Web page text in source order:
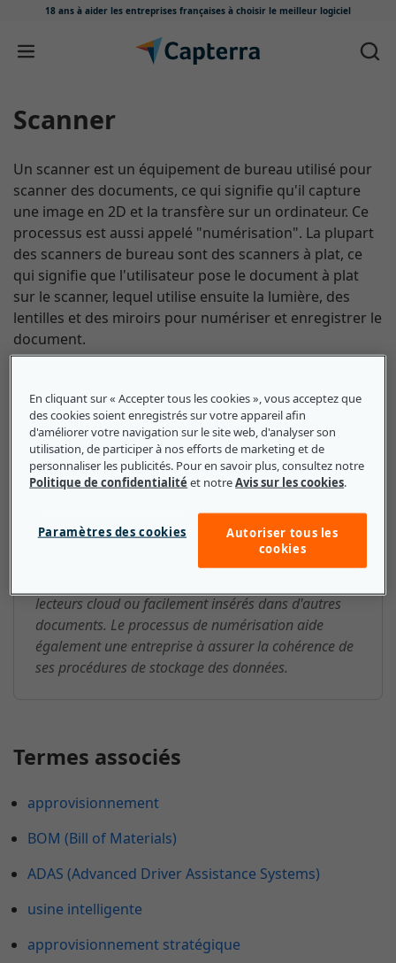
18 ans à aider les entreprises françaises à choisir le meilleur logiciel
Passer au contenu
scanner
Un scanner est un équipement de bureau utilisé pour
scanner des documents, ce qui signifie qu'il capture
une image en 2D et la transfère sur un ordinateur. Ce
processus est aussi appelé "numérisation". La plupart
des scanners de bureau sont des scanners à plat, ce
qui signifie que l'utilisateur pose le document à plat
sur le scanner, lequel utilise ensuite la lumière, des
lentilles et des miroirs pour numériser et enregistrer le
document.
scanner : ce que les petites et
moyennes entreprises doivent
savoir
Les scanners sont indispensables aux entreprises
pour stocker, organiser et gérer les fichiers. Les
fichiers numériques sont également plus faciles à
lecteurs cloud ou facilement insérés dans d'autres
documents. Le processus de numérisation aide
également une entreprise à assurer la cohérence de
ses procédures de stockage des données.
Termes associés
approvisionnement
BOM (Bill of Materials)
ADAS (Advanced Driver Assistance Systems)
usine intelligente
approvisionnement stratégique
En cliquant sur « Accepter tous les cookies », vous acceptez que
des cookies soient enregistrés sur votre appareil afin
d'améliorer votre navigation sur le site web, d'analyser son
utilisation, de participer à nos efforts de marketing et de
personnaliser les publicités. Pour en savoir plus, consultez notre
Politique de confidentialité et notreAvis sur les cookies.
Paramètres des cookies
Autoriser tous les
cookies